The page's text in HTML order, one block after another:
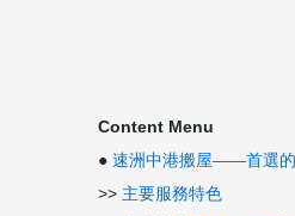
Content Menu
● 速洲中港搬屋——首選的
>> 主要服務特色